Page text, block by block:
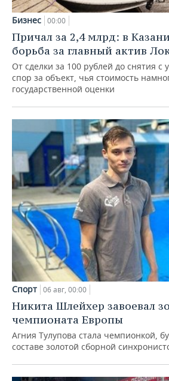
Бизнес 00:00
Причал за 2,4 млрд: в
борьба за главный актив
От сделки за 100 рублей до снятия с
спор за объект, чья стоимость
государственной оценки
Спорт 06 авг, 00:00
Никита Шлейхер завоевал
чемпионата Европы
Агния Тулупова стала чемпионкой,
составе золотой сборной